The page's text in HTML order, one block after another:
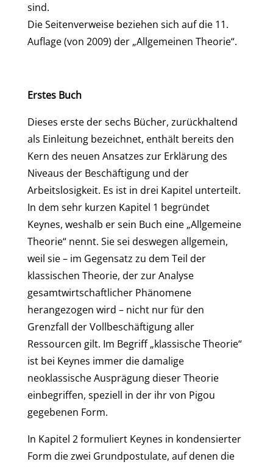
sind.
Die Seitenverweise beziehen sich auf die 11.
Auflage (von 2009) der „Allgemeinen Theorie“.
Erstes Buch
Dieses erste der sechs Bücher, zurückhaltend
als Einleitung bezeichnet, enthält bereits den
Kern des neuen Ansatzes zur Erklärung des
Niveaus der Beschäftigung und der
Arbeitslosigkeit. Es ist in drei Kapitel unterteilt.
In dem sehr kurzen Kapitel 1 begründet
Keynes, weshalb er sein Buch eine „Allgemeine
Theorie“ nennt. Sie sei deswegen allgemein,
weil sie – im Gegensatz zu dem Teil der
klassischen Theorie, der zur Analyse
gesamtwirtschaftlicher Phänomene
herangezogen wird – nicht nur für den
Grenzfall der Vollbeschäftigung aller
Ressourcen gilt. Im Begriff „klassische Theorie“
ist bei Keynes immer die damalige
neoklassische Ausprägung dieser Theorie
einbegriffen, speziell in der ihr von Pigou
gegebenen Form.
In Kapitel 2 formuliert Keynes in kondensierter
Form die zwei Grundpostulate, auf denen die